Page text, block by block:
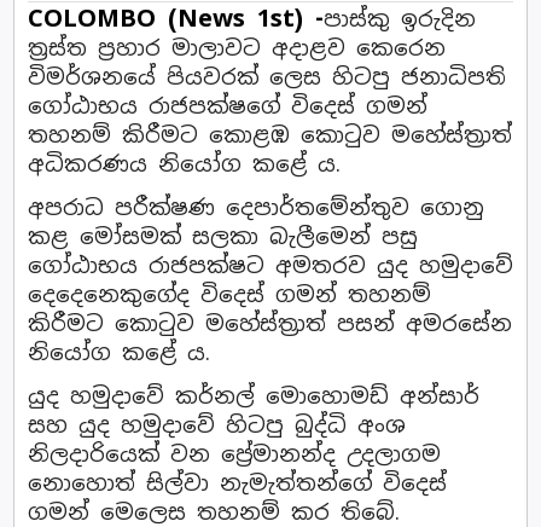
COLOMBO (News 1st) -පාස්කු ඉරුදින
ත්‍රස්ත ප්‍රහාර මාලාවට අදාළව කෙරෙන
විමර්ශනයේ පියවරක් ලෙස හිටපු ජනාධිපති
ගෝඨාභය රාජපක්ෂගේ විදෙස් ගමන්
තහනම් කිරීමට කොළඹ කොටුව මහේස්ත්‍රාත්
අධිකරණය නියෝග කළේ ය.
අපරාධ පරීක්ෂණ දෙපාර්තමේන්තුව ගොනු
කළ මෝසමක් සලකා බැලීමෙන් පසු
ගෝඨාභය රාජපක්ෂට අමතරව යුද හමුදාවේ
දෙදෙනෙකුගේද විදෙස් ගමන් තහනම්
කිරීමට කොටුව මහේස්ත්‍රාත් පසන් අමරසේන
නියෝග කළේ ය.
යුද හමුදාවේ කර්නල් මොහොමඩ් අන්සාර්
සහ යුද හමුදාවේ හිටපු බුද්ධි අංශ
නිලදාරියෙක් වන ප්‍රේමානන්ද උදලාගම
නොහොත් සිල්වා නැමැත්තන්ගේ විදෙස්
ගමන් මෙලෙස තහනම් කර තිබේ.